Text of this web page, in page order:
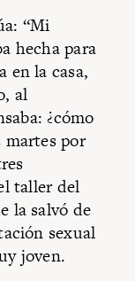
“Mi
hecha para
en la casa,
al
¿cómo
martes por
taller del
la salvó de
sexual
joven.